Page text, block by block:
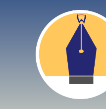
User
account
menu